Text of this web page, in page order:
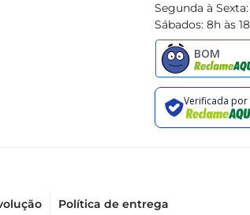
Segunda à
Sábados: 8h às
Política de entrega